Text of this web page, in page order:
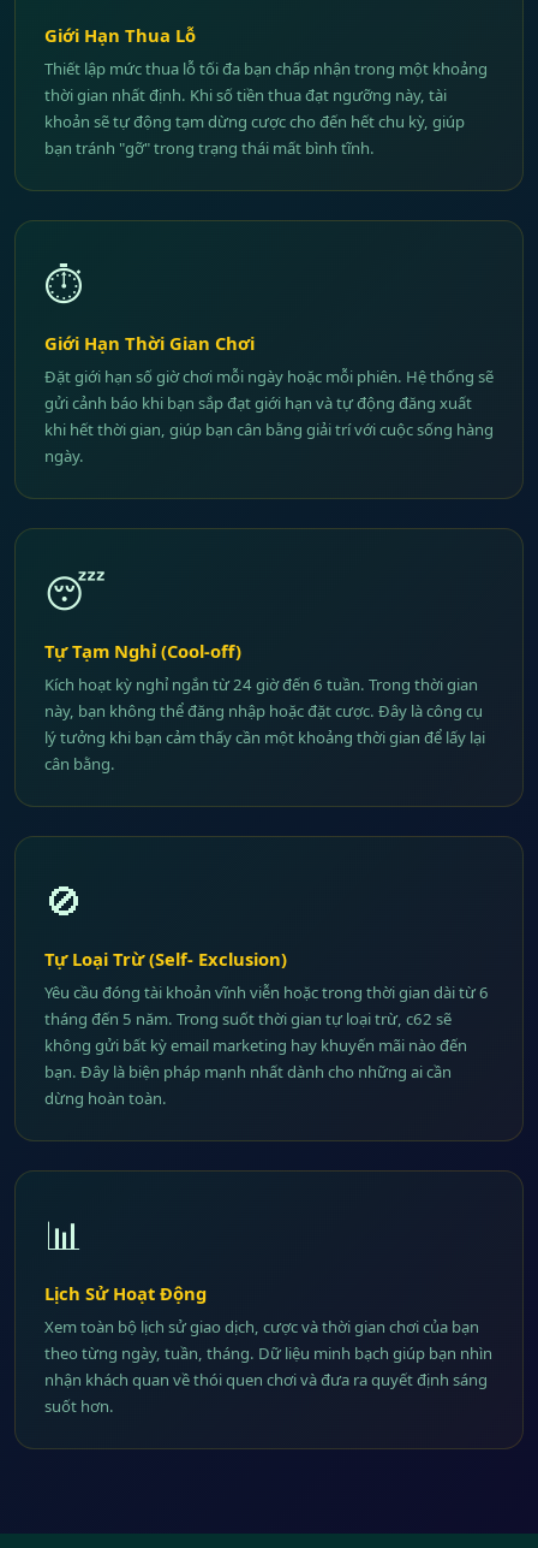
Giới Hạn Thua Lỗ
Thiết lập mức thua lỗ tối đa bạn chấp nhận trong một khoảng
thời gian nhất định. Khi số tiền thua đạt ngưỡng này, tài
khoản sẽ tự động tạm dừng cược cho đến hết chu kỳ, giúp
bạn tránh "gỡ" trong trạng thái mất bình tĩnh.
⏱️
Giới Hạn Thời Gian Chơi
Đặt giới hạn số giờ chơi mỗi ngày hoặc mỗi phiên. Hệ thống sẽ
gửi cảnh báo khi bạn sắp đạt giới hạn và tự động đăng xuất
khi hết thời gian, giúp bạn cân bằng giải trí với cuộc sống hàng
ngày.
😴
Tự Tạm Nghỉ (Cool-off)
Kích hoạt kỳ nghỉ ngắn từ 24 giờ đến 6 tuần. Trong thời gian
này, bạn không thể đăng nhập hoặc đặt cược. Đây là công cụ
lý tưởng khi bạn cảm thấy cần một khoảng thời gian để lấy lại
cân bằng.
🚫
Tự Loại Trừ (Self- Exclusion)
Yêu cầu đóng tài khoản vĩnh viễn hoặc trong thời gian dài từ 6
tháng đến 5 năm. Trong suốt thời gian tự loại trừ, c62 sẽ
không gửi bất kỳ email marketing hay khuyến mãi nào đến
bạn. Đây là biện pháp mạnh nhất dành cho những ai cần
dừng hoàn toàn.
📊
Lịch Sử Hoạt Động
Xem toàn bộ lịch sử giao dịch, cược và thời gian chơi của bạn
theo từng ngày, tuần, tháng. Dữ liệu minh bạch giúp bạn nhìn
nhận khách quan về thói quen chơi và đưa ra quyết định sáng
suốt hơn.